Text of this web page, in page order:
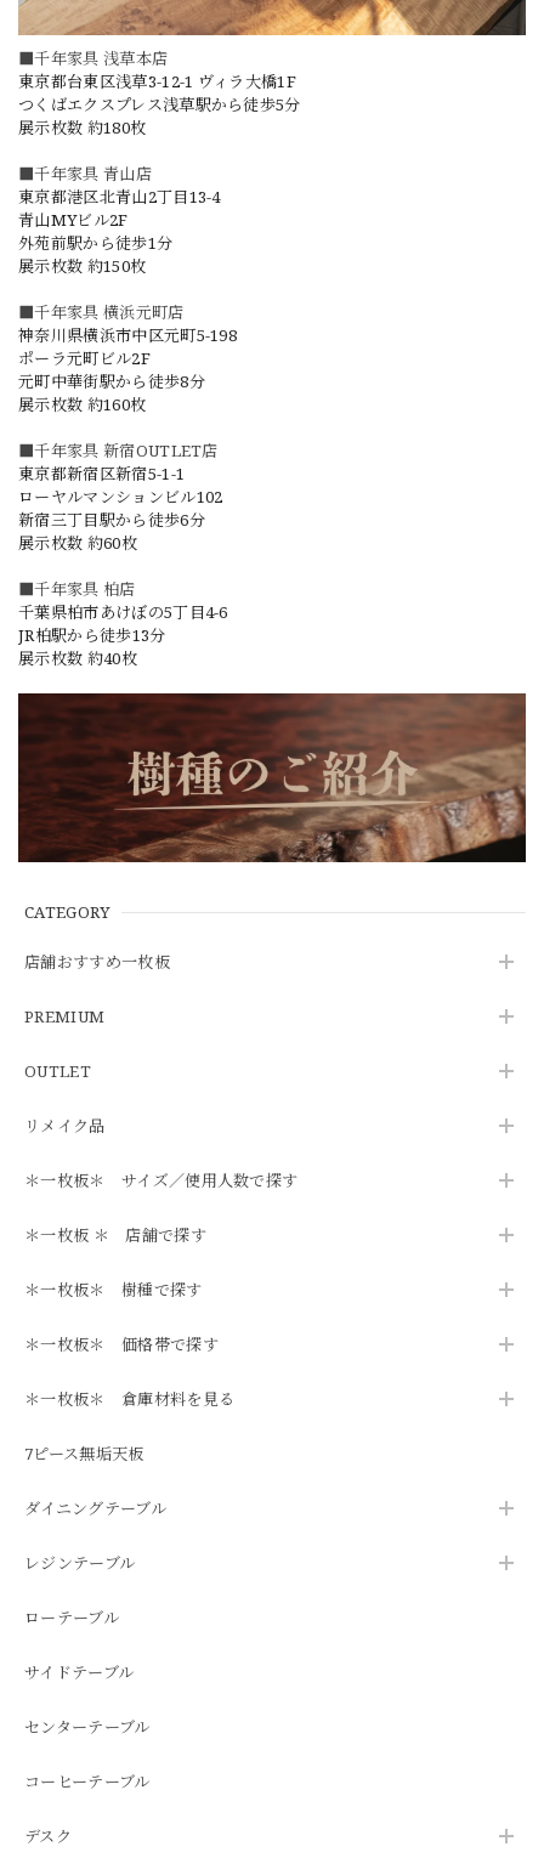
■千年家具 浅草本店
東京都台東区浅草3-12-1 ヴィラ大橋1F
つくばエクスプレス浅草駅から徒歩5分
展示枚数 約180枚
■千年家具 青山店
東京都港区北青山2丁目13-4
青山MYビル2F
外苑前駅から徒歩1分
展示枚数 約150枚
■千年家具 横浜元町店
神奈川県横浜市中区元町5-198
ポーラ元町ビル2F
元町中華街駅から徒歩8分
展示枚数 約160枚
■千年家具 新宿OUTLET店
東京都新宿区新宿5-1-1
ローヤルマンションビル102
新宿三丁目駅から徒歩6分
展示枚数 約60枚
■千年家具 柏店
千葉県柏市あけぼの5丁目4-6
JR柏駅から徒歩13分
展示枚数 約40枚
CATEGORY
店舗おすすめ一枚板
PREMIUM
OUTLET
リメイク品
＊一枚板＊ サイズ／使用人数で探す
＊一枚板 ＊ 店舗で探す
＊一枚板＊ 樹種で探す
＊一枚板＊ 価格帯で探す
＊一枚板＊ 倉庫材料を見る
7ピース無垢天板
ダイニングテーブル
レジンテーブル
ローテーブル
サイドテーブル
センターテーブル
コーヒーテーブル
デスク